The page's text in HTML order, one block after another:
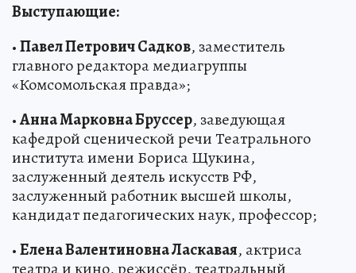
Выступающие:
•Павел Петрович Садков, заместитель
главного редактора медиагруппы
«Комсомольская правда»;
•Анна Марковна Бруссер, заведующая
кафедрой сценической речи Театрального
института имени Бориса Щукина,
заслуженный деятель искусств РФ,
заслуженный работник высшей школы,
кандидат педагогических наук, профессор;
•Елена Валентиновна Ласкавая, актриса
театра и кино, режиссёр, театральный